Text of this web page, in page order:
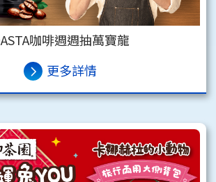
咖啡週週抽萬寶龍
更多詳情